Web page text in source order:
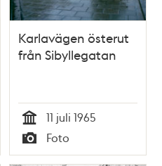
Karlavägen österut
från Sibyllegatan
Tid
11 juli 1965
Typ
Foto